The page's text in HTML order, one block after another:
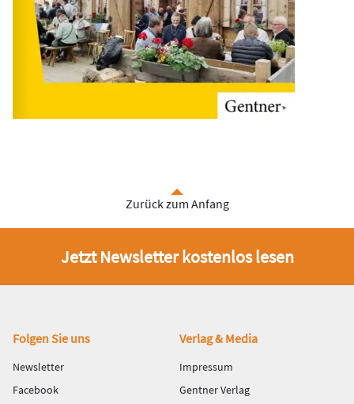
Zurück zum Anfang
Jetzt Newsletter kostenlos lesen
Fußbereich
Folgen Sie uns
Newsletter
Facebook
Verlag & Media
Impressum
Gentner Verlag